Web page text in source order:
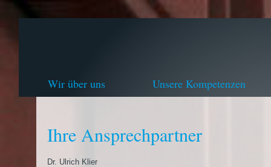
Wir über uns Unsere Kompetenzen
Ihre Ansprechpartner
Dr. Ulrich Klier